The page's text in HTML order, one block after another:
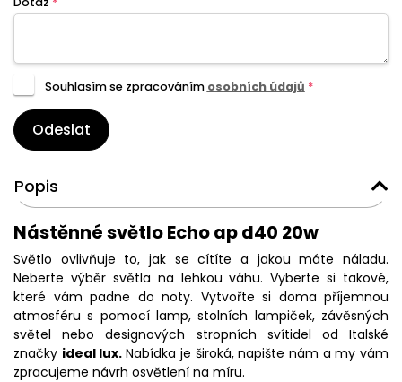
Souhlasím se zpracováním osobních údajů *
Odeslat
Popis
Nástěnné světlo Echo ap d40 20w
Světlo ovlivňuje to, jak se cítíte a jakou máte náladu.
Neberte výběr světla na lehkou váhu. Vyberte si takové,
které vám padne do noty. Vytvořte si doma příjemnou
atmosféru s pomocí lamp, stolních lampiček, závěsných
světel nebo designových stropních svítidel od Italské
značky ideal lux.Nabídka je široká, napište nám a my vám
zpracujeme návrh osvětlení na míru.